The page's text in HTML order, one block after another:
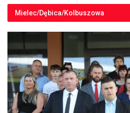
Mielec/Dębica/Kolbuszowa